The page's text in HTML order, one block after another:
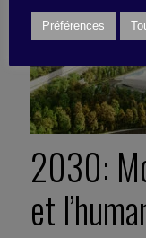
2030:
et
Préférences